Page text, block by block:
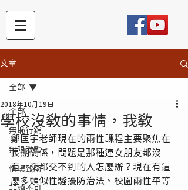
文章
全部
無恥行銷
無限激勵
情場致勝
全部
學校沒教的事情，我教
2018年10月19日
鄭匡宇老師現在的兩性課程主要聚焦在
長期關係，問題是那種連女朋友都沒
有，交都交不到的人怎麼辦？現在有這
麼多類似性騷擾防治法、校園兩性平等